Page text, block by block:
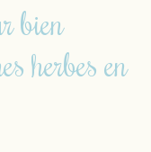
bien
herbes en